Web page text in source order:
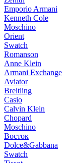
Emporio Armani
Kenneth Cole
Moschino
Orient
Swatch
Romanson
Anne Klein
Armani Exchange
Aviator
Breitling
Casio
Calvin Klein
Chopard
Moschino
Восток
Dolce&Gabbana
Swatch